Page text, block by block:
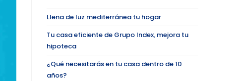
Llena de luz mediterránea tu hogar
Tu casa eficiente de Grupo Index, mejora tu
hipoteca
¿Qué necesitarás en tu casa dentro de 10
años?